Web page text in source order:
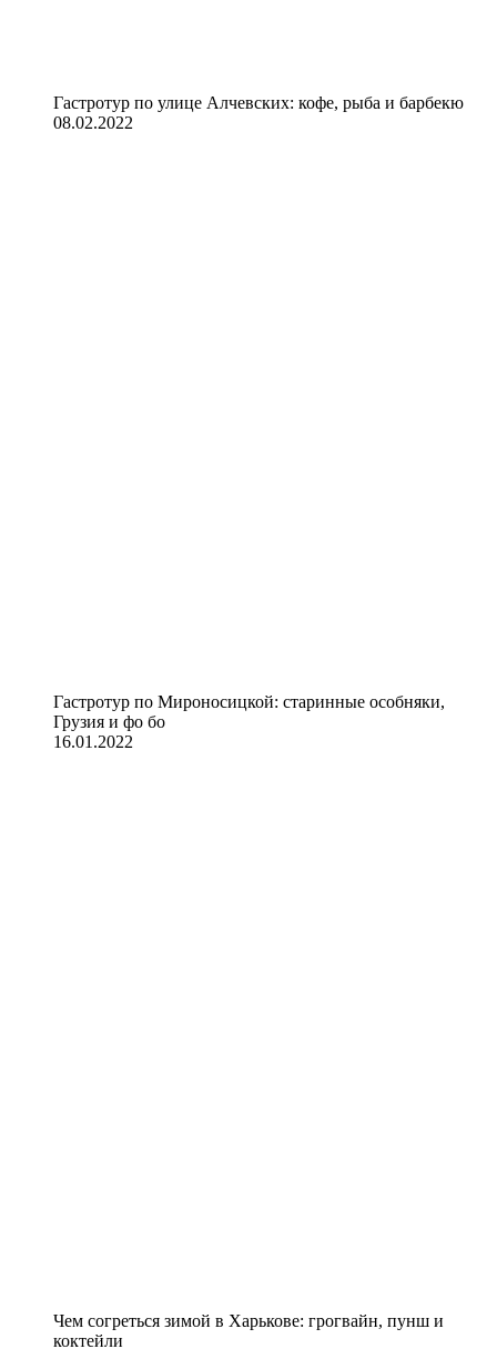
Гастротур по улице Алчевских: кофе, рыба и барбекю
08.02.2022
Гастротур по Мироносицкой: старинные особняки,
Грузия и фо бо
16.01.2022
Чем согреться зимой в Харькове: грогвайн, пунш и
коктейли